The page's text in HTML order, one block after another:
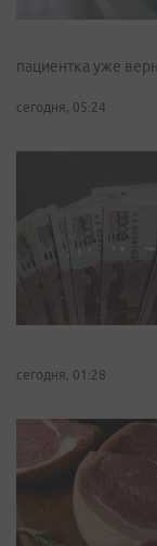
пациентка уже
сегодня, 05:24
сегодня, 01:28